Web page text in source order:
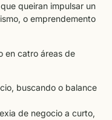
queiran impulsar un
o emprendemento
en catro áreas de
buscando o balance
de negocio a curto,